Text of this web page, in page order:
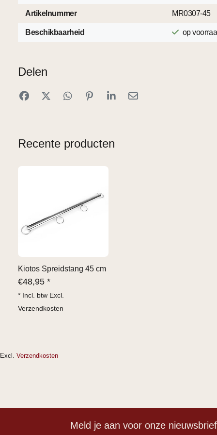
Artikelnummer MR0307-45
Beschikbaarheid op
Delen
Recente producten
Kiotos Spreidstang 45 cm
€48,95 *
* Incl. btw Excl.
Verzendkosten
Excl. Verzendkosten
Meld je aan voor onze nieuwsbrief